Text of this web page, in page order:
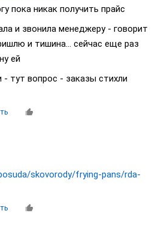
пока никак получить прайс
и звонила менеджеру - говорит
и тишина... сейчас еще раз
ей
- тут вопрос - заказы стихли
skovorody/frying-pans/rda-